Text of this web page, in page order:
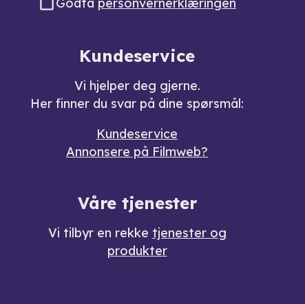
Kundeservice
Vi hjelper deg gjerne.
Her finner du svar på dine spørsmål:
Kundeservice
Annonsere på Filmweb?
Våre tjenester
Vi tilbyr en rekke tjenester og
produkter